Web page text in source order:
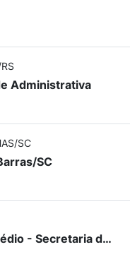
Administrativa
SC
SC
Estágio em Ensino Médio - Secretaria de Assistência Social e Habitação-Município de Araranguá - SC